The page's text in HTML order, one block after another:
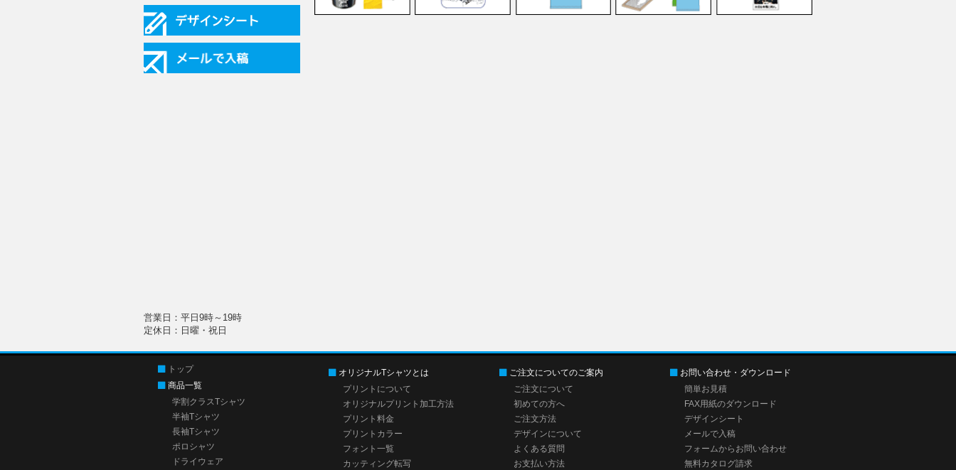
営業日：平日9時～19時
定休日：日曜・祝日
トップ
商品一覧
学割クラスTシャツ
半袖Tシャツ
長袖Tシャツ
ポロシャツ
ドライウェア
オリジナルTシャツとは
プリントについて
オリジナルプリント加工方法
プリント料金
プリントカラー
フォント一覧
カッティング転写
ご注文についてのご案内
ご注文について
初めての方へ
ご注文方法
デザインについて
よくある質問
お支払い方法
お問い合わせ・ダウンロード
簡単お見積
FAX用紙のダウンロード
デザインシート
メールで入稿
フォームからお問い合わせ
無料カタログ請求